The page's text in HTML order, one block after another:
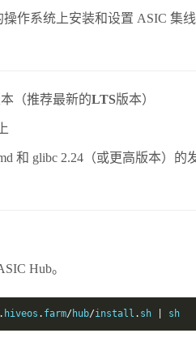
作系统上安装和设置 ASIC 集线
（推荐最新的LTS版本）
和 glibc 2.24（或更高版本）的
Hub。
. hiveos . farm/hub/install . sh sh